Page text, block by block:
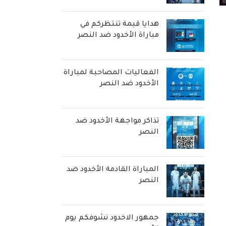
هدايا قيمة تنتظركم في
مباراة الأخدود ضد النصر
الفعاليات المصاحبة لمباراة
الأخدود ضد النصر
تذاكر مواجهة الأخدود ضد
النصر
المباراة القادمة الأخدود ضد
النصر
جمهور الاخدود نشوفكم يوم